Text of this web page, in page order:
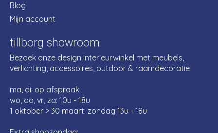
Blog
Mijn account
tillborg showroom
Bezoek onze design interieurwinkel met meubels,
verlichting, accessoires, outdoor & raamdecoratie
ma, di: op afspraak
wo, do, vr, za: 10u - 18u
1 oktober > 30 maart: zondag 13u - 18u